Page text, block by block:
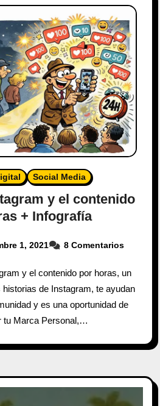
Social Media
y el contenido
+ Infografía
1, 2021 8 Comentarios
y el contenido por horas, un
de Instagram, te ayudan
y es una oportunidad de
tu Marca Personal,…